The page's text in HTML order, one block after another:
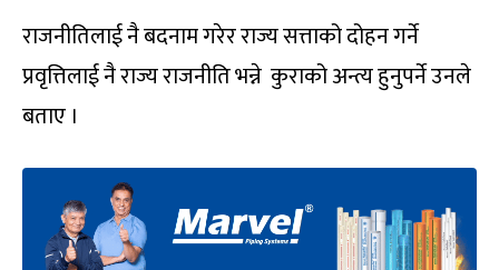
राजनीतिलाई नै बदनाम गरेर राज्य सत्ताको दोहन गर्ने
प्रवृत्तिलाई नै राज्य राजनीति भन्ने कुराको अन्त्य हुनुपर्ने उनले
बताए ।